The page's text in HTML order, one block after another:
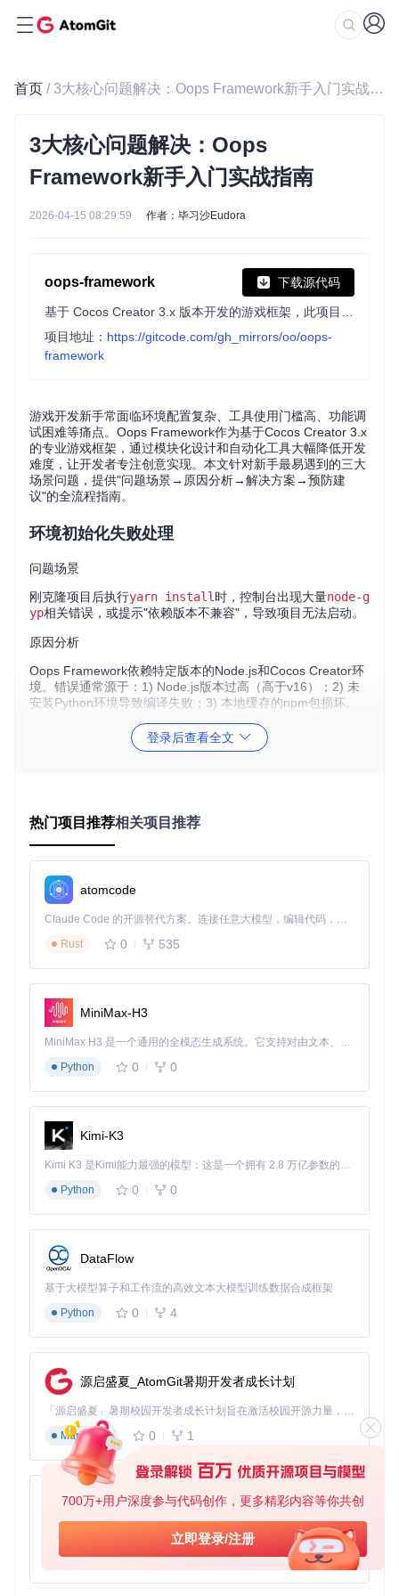
700万+用户深度参与代码创作，更多精彩内容等你共创
立即登录/注册
首页 / 3大核心问题解决：Oops Framework新手入门实战指南
3大核心问题解决：Oops
Framework新手入门实战指南
2026-04-15 08:29:59 作者：毕习沙Eudora
oops-framework 下载源代码
项目地址： https://gitcode.com/gh_mirrors/oo/oops-
framework
游戏开发新手常面临环境配置复杂、工具使用门槛高、功能调
试困难等痛点。Oops Framework作为基于Cocos Creator 3.x
的专业游戏框架，通过模块化设计和自动化工具大幅降低开发
难度，让开发者专注创意实现。本文针对新手最易遇到的三大
场景问题，提供"问题场景→原因分析→解决方案→预防建
议"的全流程指南。
环境初始化失败处理
问题场景
刚克隆项目后执行yarn install 时，控制台出现大量node-g
yp相关错误，或提示"依赖版本不兼容"，导致项目无法启动。
原因分析
Oops Framework依赖特定版本的Node.js和Cocos Creator环
境。错误通常源于：1) Node.js版本过高（高于v16）；2) 未
安装Python环境导致编译失败；3) 本地缓存的npm包损坏。
node -v # 需为v14.x或v16.x
依赖安装
删除node_modules
🔧Cocos配置
打开Cocos Creator 3.x，通过
b/disk1/git_repo/gh_mirrors/oo/oops-framework
录，等待资源导入完成。
预防建议
⚠️ 首次克隆项目时使用指定命令：
git clone
cd oops-framework
⚠️ 定期执行yarn upgrade保持依赖更新，但避免跨版本升级
核心依赖。
插件冲突排查步骤
问题场景
在Cocos Creator中打开项目后，右侧插件面板显示空白，或
执行"Excel转JSON"工具时提示"模块未找到"错误。
原因分析
插件问题主要源于：1) 插件版本与框架不匹配；2) 插件配置
文件损坏；3) 热更新脚本未正确执行。Oops Framework的插
件系统通过 settings/v2/packages/
件缺失都会导致功能异常。
图：Cocos Creator中Oops Framework的插件配置面板
登录后查看全文
热门项目推荐相关项目推荐
atomcode
Claude Code 的开源替代方案。连接任意大模型，编辑代码，运行命令，自动验证 — 全自动执行。用 Rust 构建，极致性能。 ｜ An open-source alternative to Claude Code. Connect any LLM, edit code, run commands, and verify changes — autonomously. Built in Rust for speed. Get Started
Rust
0 535
MiniMax-H3
MiniMax H3 是一个通用的全模态生成系统。它支持对由文本、图像、视频和音频组成的多模态上下文进行统一理解，并能生成分辨率高达 2K、时长可达 15 秒的带原生立体声音频的视频。得益于面向任务泛化的系统设计，H3 在预训练阶段就已具备广泛的多模态上下文理解与生成能力，能够出色地执行复杂的多模态指令。
Python
0 0
Kimi-K3
Kimi K3 是Kimi能力最强的模型：这是一个拥有 2.8 万亿参数的混合专家（MoE）模型，具备原生视觉理解能力，并支持 100 万 token 的上下文窗口。
Python
0 0
DataFlow
基于大模型算子和工作流的高效文本大模型训练数据合成框架
Python
0 4
源启盛夏_AtomGit暑期开发者成长计划
「源启盛夏」暑期校园开发者成长计划旨在激活校园开源力量，通过积分激励、认证扶持、资源倾斜等形式，引导高校组织和开发者完成「入驻 — 建项目 — 做贡献 — 获认证 — 得资源」的完整闭环。无论你是想带领社团入驻平台的组织者，还是希望用代码贡献证明自己的开发者，都能在这里找到属于你的成长路径。
Markdown
0 1
py-xiaozhi
基于Python的Xiaozhi AI，适用于想要完整Xiaozhi体验而无需拥有专用硬件的用户。
Python
0 1